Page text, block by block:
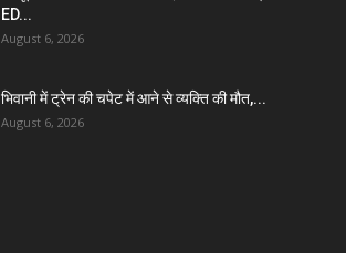
ED...
August 6, 2026
भिवानी में ट्रेन की चपेट में आने से व्यक्ति की मौत,...
August 6, 2026